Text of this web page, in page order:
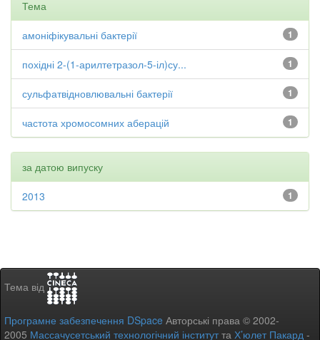
Тема
1
амоніфікувальні бактерії
1
похідні 2-(1-арилтетразол-5-іл)су...
1
сульфатвідновлювальні бактерії
1
частота хромосомних аберацій
за датою випуску
1
2013
Тема від
Програмне забезпечення DSpace Авторські права © 2002-
2005 Массачусетський технологічний інститутта Х’юлет Пакард -